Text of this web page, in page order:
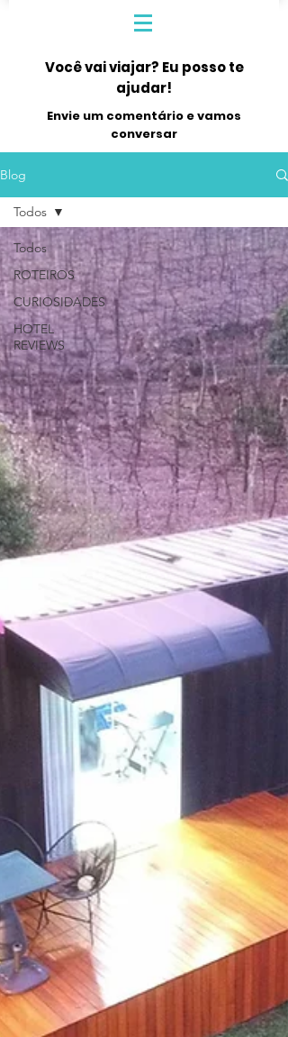
Você vai viajar? Eu posso te
ajudar!
Envie um comentário e vamos
conversar
Blog
Todos
ROTEIROS
CURIOSIDADES
HOTEL
REVIEWS
Todos